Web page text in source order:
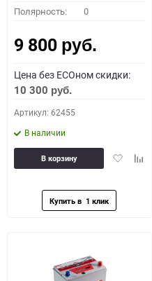
Полярность: 0
9 800 руб.
Цена без ECOном скидки:
10 300 руб.
Артикул: 62455
В наличии
Добавить
В корзину